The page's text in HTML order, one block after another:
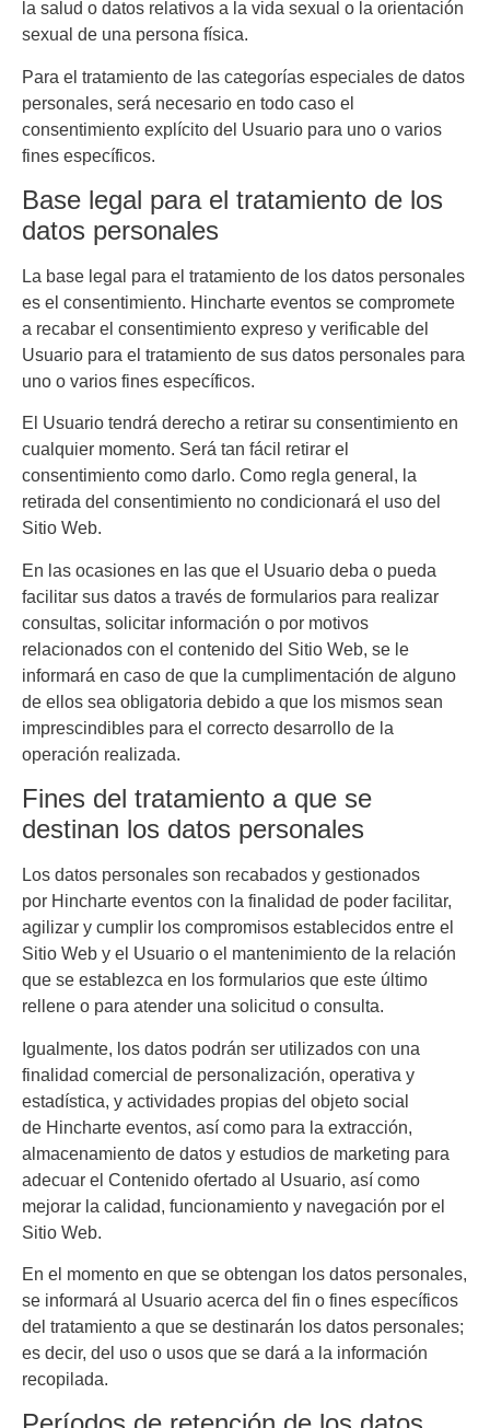
la salud o datos relativos a la vida sexual o la orientación
sexual de una persona física.
Para el tratamiento de las categorías especiales de datos
personales, será necesario en todo caso el
consentimiento explícito del Usuario para uno o varios
fines específicos.
Base legal para el tratamiento de los
datos personales
La base legal para el tratamiento de los datos personales
es el consentimiento. Hincharte eventos se compromete
a recabar el consentimiento expreso y verificable del
Usuario para el tratamiento de sus datos personales para
uno o varios fines específicos.
El Usuario tendrá derecho a retirar su consentimiento en
cualquier momento. Será tan fácil retirar el
consentimiento como darlo. Como regla general, la
retirada del consentimiento no condicionará el uso del
Sitio Web.
En las ocasiones en las que el Usuario deba o pueda
facilitar sus datos a través de formularios para realizar
consultas, solicitar información o por motivos
relacionados con el contenido del Sitio Web, se le
informará en caso de que la cumplimentación de alguno
de ellos sea obligatoria debido a que los mismos sean
imprescindibles para el correcto desarrollo de la
operación realizada.
Fines del tratamiento a que se
destinan los datos personales
Los datos personales son recabados y gestionados
por Hincharte eventos con la finalidad de poder facilitar,
agilizar y cumplir los compromisos establecidos entre el
Sitio Web y el Usuario o el mantenimiento de la relación
que se establezca en los formularios que este último
rellene o para atender una solicitud o consulta.
Igualmente, los datos podrán ser utilizados con una
finalidad comercial de personalización, operativa y
estadística, y actividades propias del objeto social
de Hincharte eventos, así como para la extracción,
almacenamiento de datos y estudios de marketing para
adecuar el Contenido ofertado al Usuario, así como
mejorar la calidad, funcionamiento y navegación por el
Sitio Web.
En el momento en que se obtengan los datos personales,
se informará al Usuario acerca del fin o fines específicos
del tratamiento a que se destinarán los datos personales;
es decir, del uso o usos que se dará a la información
recopilada.